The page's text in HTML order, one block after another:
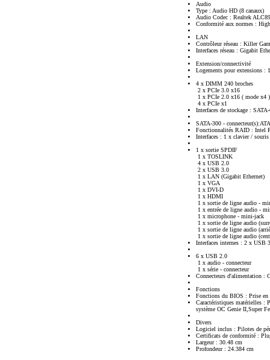
Audio
Type : Audio HD (8 canaux)
Audio Codec : Realtek
Conformité aux normes :
LAN
Contrôleur réseau : Killer
Interfaces réseau : Gigabit
Extension/connectivité
Logements pour extensions :
4 x DIMM 240 broches
2 x PCIe 3.0 x16
1 x PCIe 2.0 x16 ( mode x4 )
4 x PCIe x1
Interfaces de stockage :
SATA-300 -
Fonctionnalités RAID : Intel
Interfaces : 1 x clavier /
1 x sortie SPDIF
1 x TOSLINK
4 x USB 2.0
2 x USB 3.0
1 x LAN (Gigabit Ethernet)
1 x VGA
1 x DVI-D
1 x HDMI
1 x sortie de ligne audio -
1 x entrée de ligne audio -
1 x microphone - mini-jack
1 x sortie de ligne audio
1 x sortie de ligne audio
1 x sortie de ligne audio
Interfaces internes : 2 x USB
6 x USB 2.0
1 x audio - connecteur
1 x série - connecteur
Connecteurs d'alimentation :
Fonctions
Fonctions du BIOS : Prise
Caractéristiques matérielles :
système OC Genie II,Super
Divers
Logiciel inclus : Pilotes de
Certificats de conformité :
Largeur : 30.48 cm
Profondeur : 24.384 cm